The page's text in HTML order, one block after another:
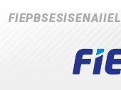
FIEPBSESISENAIIEL